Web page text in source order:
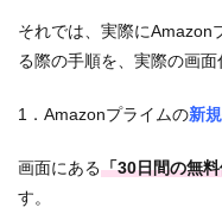
それでは、実際にAmazon
る際の手順を、実際の画面
1．Amazonプライムの新
画面にある「30日間の無
す。